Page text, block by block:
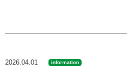
2026.04.01 information